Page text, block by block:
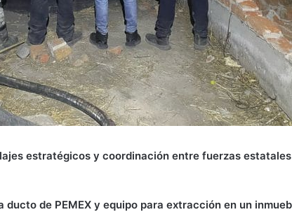
estratégicos y coordinación entre fuerzas
de PEMEX y equipo para extracción en un